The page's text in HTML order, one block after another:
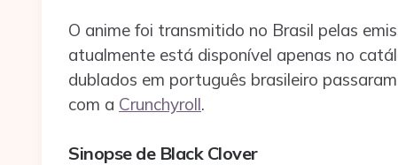
O anime foi transmitido no Brasil pelas
atualmente está disponível apenas no
dublados em português brasileiro
com a Crunchyroll.
Sinopse de Black Clover